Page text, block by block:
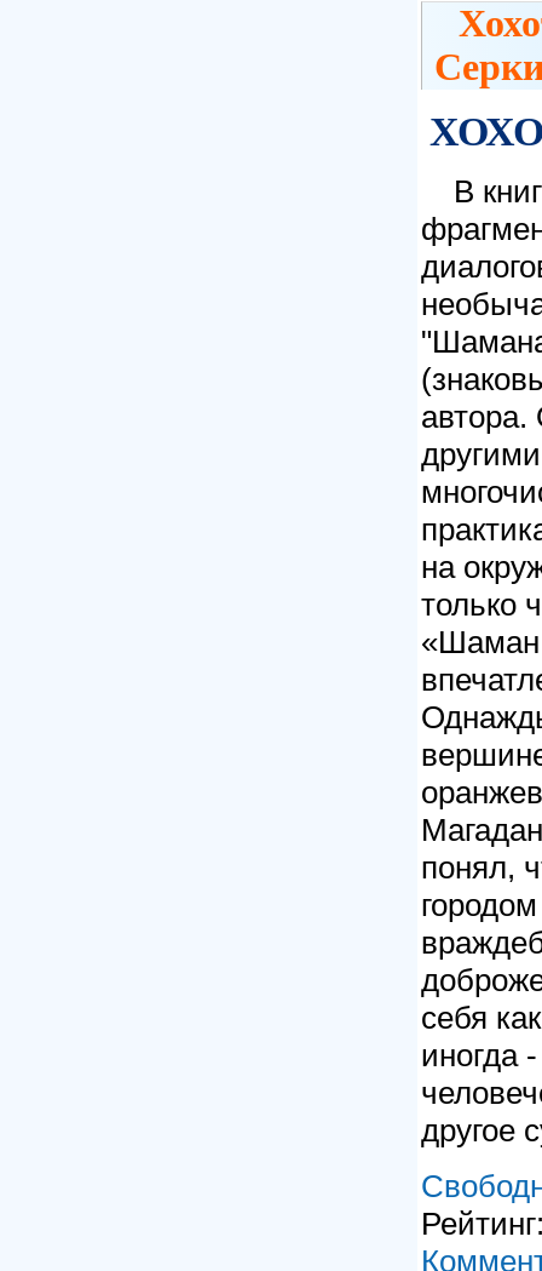
В
на
только
«Шаман
понял,
себя
иногда
другое